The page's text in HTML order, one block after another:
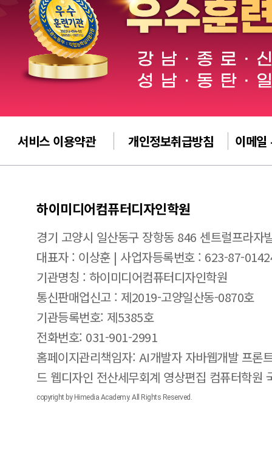
서비스 이용약관 개인정보취급방침 이메일
하이미디어컴퓨터디자인학원
경기 고양시 일산동구 장항동 846 센트럴프라자
대표자 : 이상훈 | 사업자등록번호 : 623-87-
기관명칭 : 하이미디어컴퓨터디자인학원
통신판매업신고 : 제2019-고양일산동-0870호
기관등록번호: 제5385호
전화번호: 031-901-2991
홈페이지관리책임자: AI개발자 자바웹개발 프론
드 웹디자인 전산세무회계 영상편집 컴퓨터학원
copyright by Himedia Academy. All Rights Reserved.